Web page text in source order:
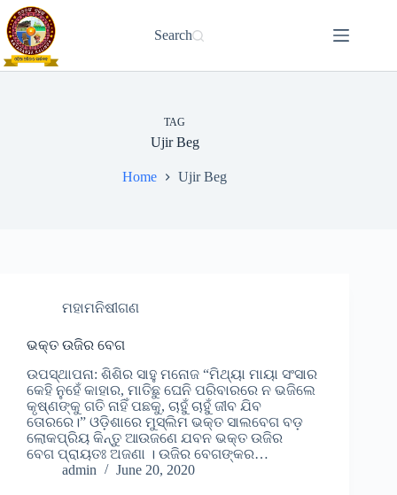
Skip
to
content
Search
TAG
Ujir Beg
Home Ujir Beg
ମହାମନିଷୀଗଣ
ଭକ୍ତ ଉଜିର ବେଗ
ଉପସ୍ଥାପନା: ଶିଶିର ସାହୁ ମନୋଜ “ମିଥ୍ୟା ମାୟା ସଂସାର
କେହି ନୁହେଁ କାହାର, ମାତିଛୁ ଘେନି ପରିବାରରେ ନ ଭଜିଲେ
କୃଷ୍ଣଙ୍କୁ ଗତି ନାହିଁ ପଛକୁ, ଚାହୁଁ ଚାହୁଁ ଜୀବ ଯିବ
ତୋରରେ।” ଓଡ଼ିଶାରେ ମୁସ୍ଲିମ ଭକ୍ତ ସାଲବେଗ ବଡ଼
ଲୋକପ୍ରିୟ କିନ୍ତୁ ଆଉଜଣେ ଯବନ ଭକ୍ତ ଉଜିର
ବେଗ ପ୍ରାୟତଃ ଅଜଣା । ଉଜିର ବେଗଙ୍କର…
admin
June 20, 2020